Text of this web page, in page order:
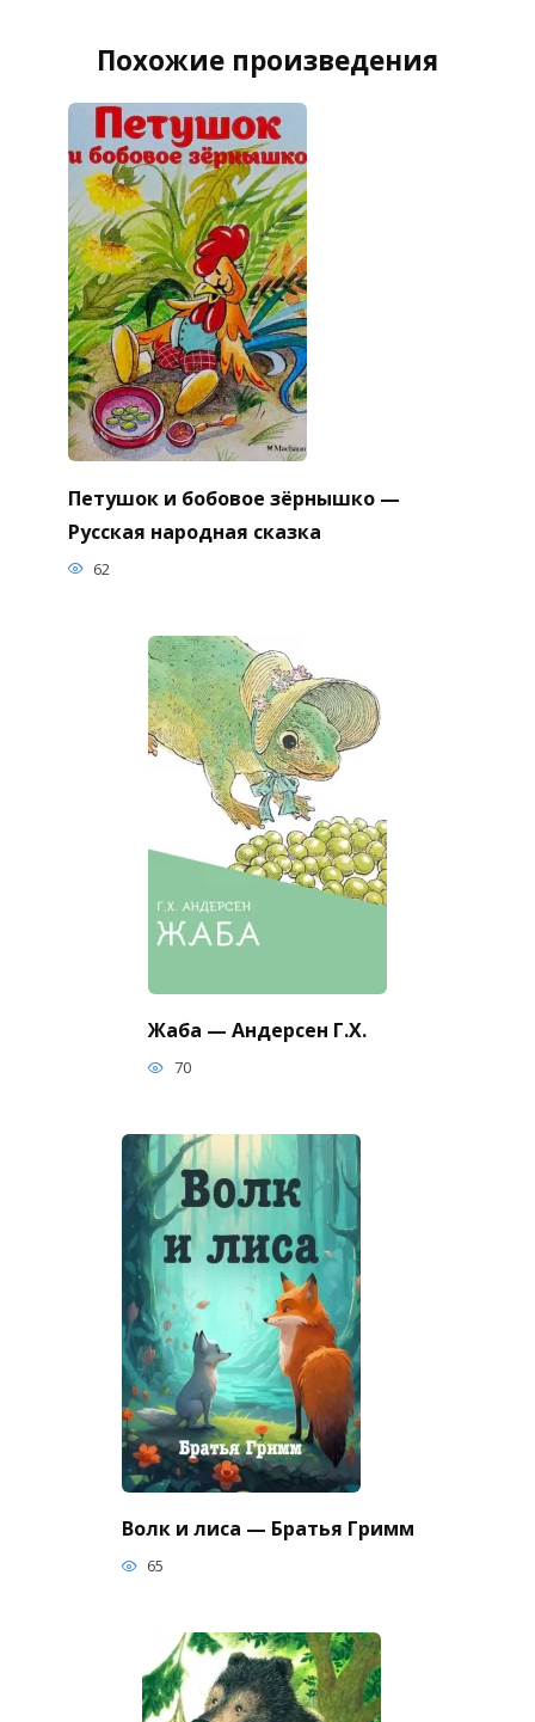
Похожие произведения
Петушок и бобовое зёрнышко —
Русская народная сказка
62
Жаба — Андерсен Г.Х.
70
Волк и лиса — Братья Гримм
65